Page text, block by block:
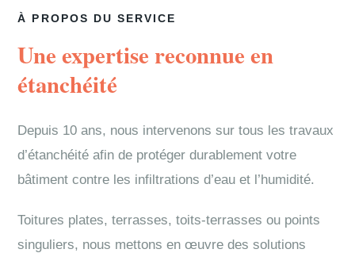
À PROPOS DU SERVICE
Une expertise reconnue en
étanchéité
Depuis 10 ans, nous intervenons sur tous les travaux
d’étanchéité afin de protéger durablement votre
bâtiment contre les infiltrations d’eau et l’humidité.
Toitures plates, terrasses, toits-terrasses ou points
singuliers, nous mettons en œuvre des solutions